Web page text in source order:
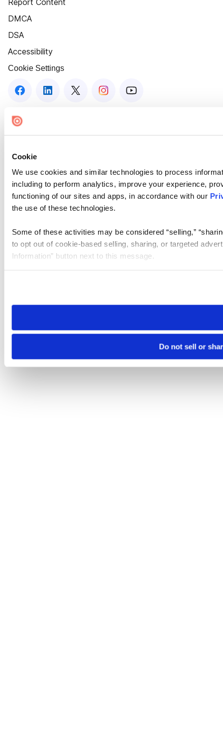
Cookie
We use cookies and similar technologies to process
including to perform analytics, improve your experience,
functioning of our sites and apps, in accordance with our
the use of these technologies.
Some of these activities may be considered “selling,”
to opt out of cookie-based selling, sharing, or targeted
Information” button next to this message.
need to be set again.
Do not sell or
Report Content
DMCA
DSA
Accessibility
Cookie Settings